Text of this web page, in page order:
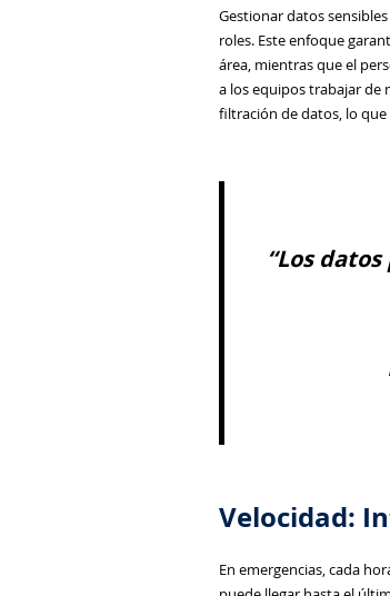
Gestionar datos
roles. Este enfoque
área, mientras que el
a los equipos trabajar de
filtración de datos, lo
“Los
Velocidad:
En emergencias, cada